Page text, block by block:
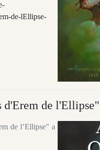
de-lEllipse-
d'Erem de
de l’Ellipse" a